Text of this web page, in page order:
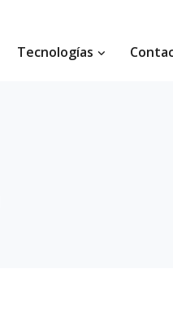
Tecnologías